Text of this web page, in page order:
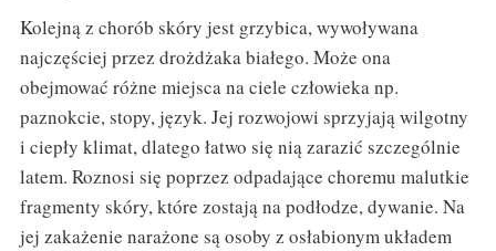
Kolejną z chorób skóry jest grzybica, wywoływana
najczęściej przez drożdżaka białego. Może ona
obejmować różne miejsca na ciele człowieka np.
paznokcie, stopy, język. Jej rozwojowi sprzyjają wilgotny
i ciepły klimat, dlatego łatwo się nią zarazić szczególnie
latem. Roznosi się poprzez odpadające choremu malutkie
fragmenty skóry, które zostają na podłodze, dywanie. Na
jej zakażenie narażone są osoby z osłabionym układem